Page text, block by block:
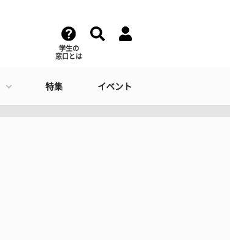
学生の
窓口とは
特集 イベント